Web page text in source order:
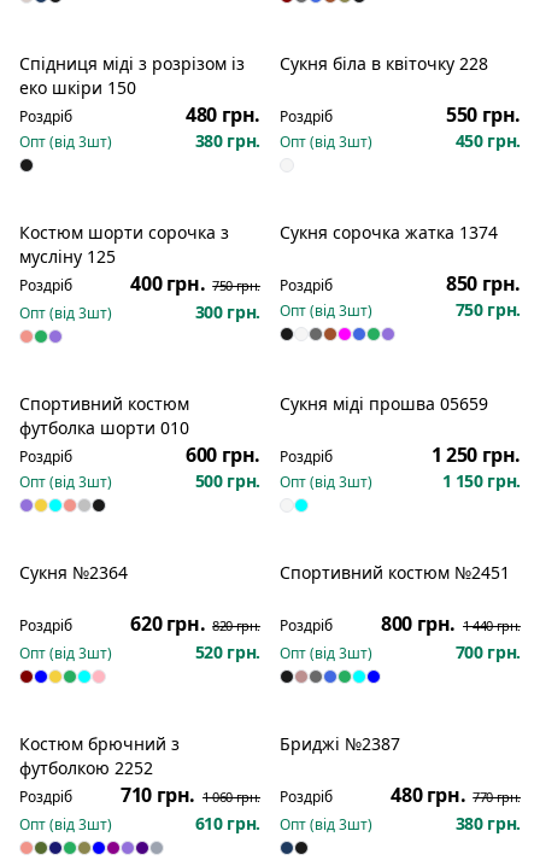
Спідниця міді з розрізом із
еко шкіри 150
Роздріб 480 грн.
Опт (від3шт) 380 грн.
Сукня біла в квіточку 228
Роздріб 550 грн.
Опт (від3шт) 450 грн.
Розпродаж
Костюм шорти сорочка з
мусліну 125
Роздріб 400 грн. 750 грн.
Опт (від3шт) 300 грн.
Сукня сорочка жатка 1374
Роздріб 850 грн.
Опт (від3шт) 750 грн.
Спортивний костюм
футболка шорти 010
Роздріб 600 грн.
Опт (від3шт) 500 грн.
Сукня міді прошва 05659
Роздріб 1 250 грн.
Опт (від3шт) 1 150 грн.
Сукня №2364
Роздріб 620 грн. 820 грн.
Опт (від3шт) 520 грн.
Спортивний костюм №2451
Роздріб 800 грн. 1 440 грн.
Опт (від3шт) 700 грн.
Костюм брючний з
футболкою 2252
Роздріб 710 грн. 1 060 грн.
Опт (від3шт) 610 грн.
Бриджі №2387
Роздріб 480 грн. 770 грн.
Опт (від3шт) 380 грн.